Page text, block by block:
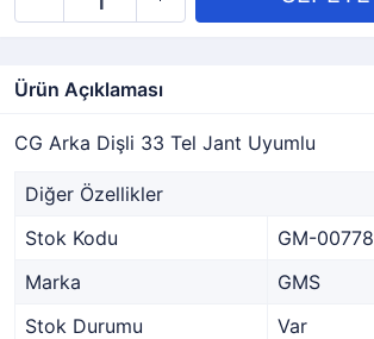
Ürün Açıklaması
CG Arka Dişli 33 Tel Jant Uyumlu
Diğer Özellikler
Stok Kodu
GM-00778
Marka
GMS
Stok Durumu
Var